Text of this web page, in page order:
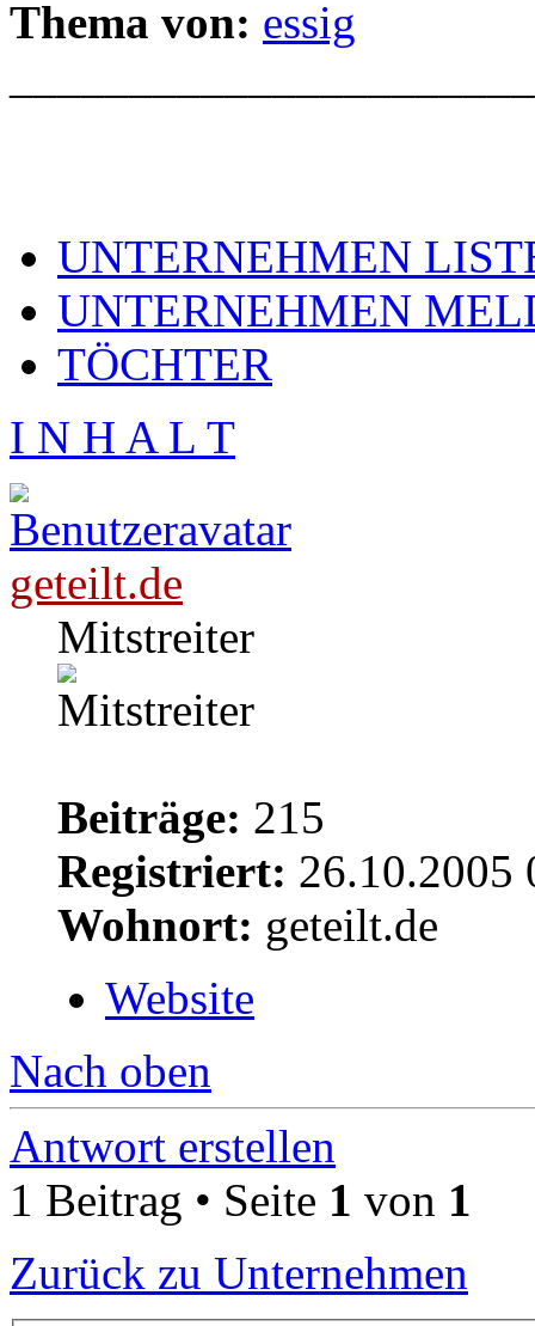
Thema von: essig
UNTERNEHMEN
UNTERNEHMEN
TÖCHTER
I N H A L T
geteilt.de
Mitstreiter
Beiträge: 215
Registriert: 26.10.2005
Wohnort: geteilt.de
Website
Nach oben
Antwort erstellen
1 Beitrag • Seite 1 von 1
Zurück zu Unternehmen